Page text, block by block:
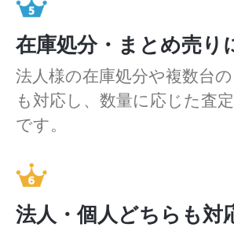
在庫処分・まとめ売り
法人様の在庫処分や複数台
も対応し、数量に応じた査
です。
法人・個人どちらも対